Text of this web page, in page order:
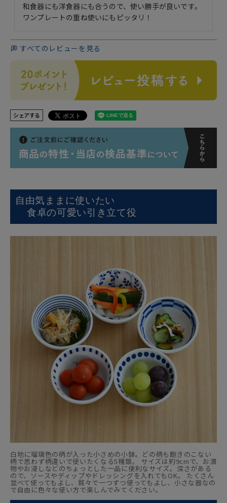
和食器にも洋食器にも合うので、使い勝手が良いです。
ワンプレートの重ね使いにもピッタリ！
すべてのレビューを見る
シェアする
自由気ままに使いたい
食卓の可愛い引き立て役
白地に瑠璃色の柄が入った小さめの小鉢。どの柄も飽きのこない
柄で思わず柄違いで使いたくなる5種類。 サイズは約9cmで、お漬
物やお浸しなどのちょっとした一品に便利なサイズ。深さがある
ので、ソースやディップやドレッシングを入れてもOK。 たくさん
並べて使ってもよし、銘々で一つずつ使ってもよし、小さな器なの
で自由に色々な使い方で楽しんでみてください。